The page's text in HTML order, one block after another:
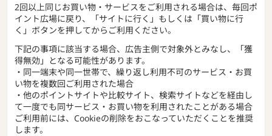
2回以上同じお買い物・サービスをご利用される場合は、毎回ポ
イント広場に戻り、「サイトに行く」もしくは「買い物に行
く」ボタンを押してからご利用ください。
下記の事項に該当する場合、広告主側で対象外とみなし、「獲
得無効」となる可能性があります。
・同一端末や同一世帯で、繰り返し利用不可のサービス・お買
い物を複数回ご利用された場合
・他のポイントサイトや比較サイト、検索サイトなどを経由し
て一度でも同サービス・お買い物を利用されたことがある場合
ご利用前には、Cookieの削除をおこなっていただくことを推奨
します。